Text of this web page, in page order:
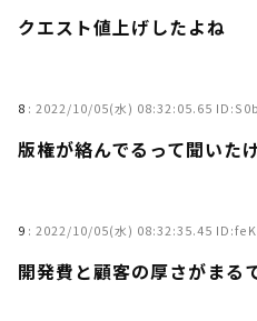
クエスト値上げしたよね
8 : 2022/10/05(水) 08:32:05.65
版権が絡んでるって聞いた
9 : 2022/10/05(水) 08:32:35.45
開発費と顧客の厚さがまる